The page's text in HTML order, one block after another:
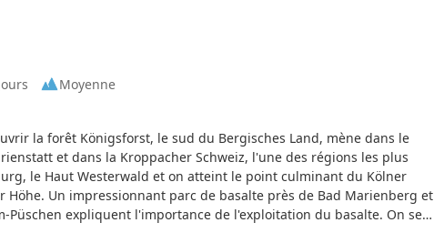
Moyenne
la forêt Königsforst, le sud du Bergisches Land, mène dans le
et dans la Kroppacher Schweiz, l'une des régions les plus
le Haut Westerwald et on atteint le point culminant du Kölner
Un impressionnant parc de basalte près de Bad Marienberg et
expliquent l'importance de l'exploitation du basalte. On sera